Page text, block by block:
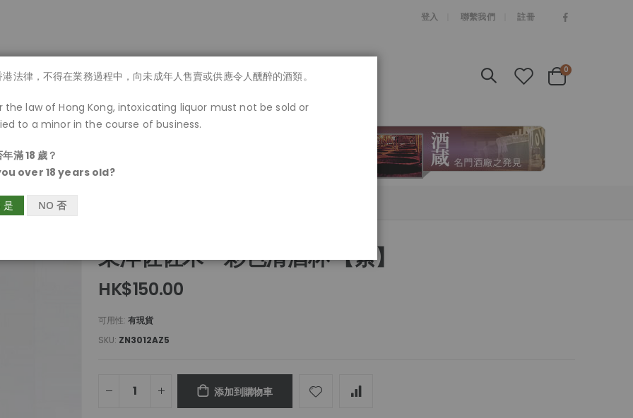
登入 聯繫我們 註冊
一覽 Cart
0items
東洋佐佐木 - 彩色清酒杯 【紫】
HK$150.00
可用性: 有現貨
SKU ZN3012AZ5
添加到購物車
法律，不得在業務過程中，向未成年人售賣或供應令人醺醉的酒類。
the law of Hong Kong, intoxicating liquor must not be sold or
to a minor in the course of business.
滿 18 歲？
over 18 years old?
是 NO 否